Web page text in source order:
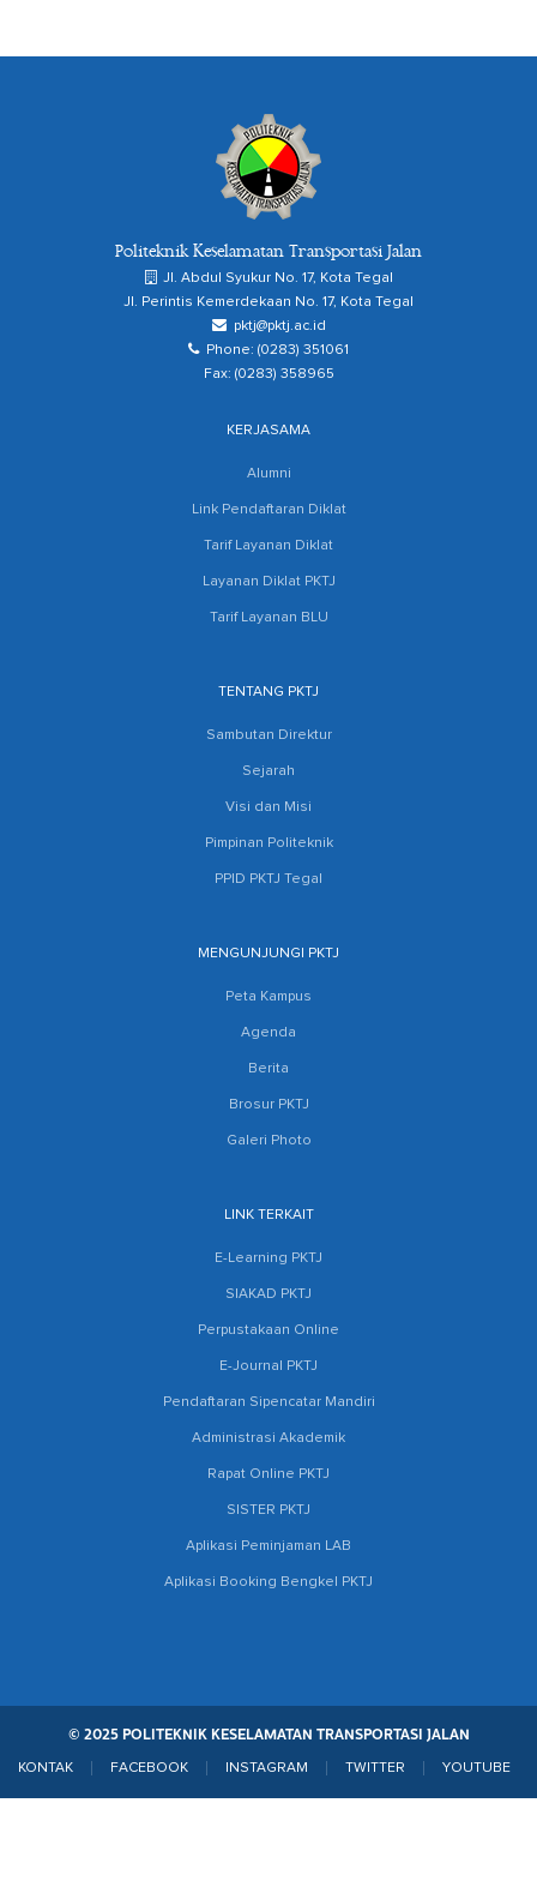
Politeknik Keselamatan Transportasi Jalan
Jl. Abdul Syukur No. 17, Kota Tegal
Jl. Perintis Kemerdekaan No. 17, Kota Tegal
pktj@pktj.ac.id
Phone: (0283) 351061
Fax: (0283) 358965
KERJASAMA
Alumni
Link Pendaftaran Diklat
Tarif Layanan Diklat
Layanan Diklat PKTJ
Tarif Layanan BLU
TENTANG PKTJ
Sambutan Direktur
Sejarah
Visi dan Misi
Pimpinan Politeknik
PPID PKTJ Tegal
MENGUNJUNGI PKTJ
Peta Kampus
Agenda
Berita
Brosur PKTJ
Galeri Photo
LINK TERKAIT
E-Learning PKTJ
SIAKAD PKTJ
Perpustakaan Online
E-Journal PKTJ
Pendaftaran Sipencatar Mandiri
Administrasi Akademik
Rapat Online PKTJ
SISTER PKTJ
Aplikasi Peminjaman LAB
Aplikasi Booking Bengkel PKTJ
© 2025 POLITEKNIK KESELAMATAN TRANSPORTASI JALAN
KONTAK FACEBOOK INSTAGRAM TWITTER YOUTUBE